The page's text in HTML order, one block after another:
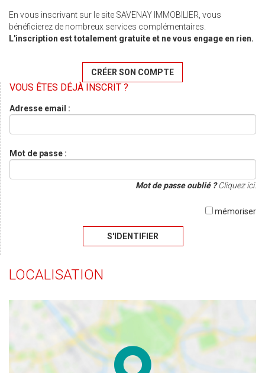
En vous inscrivant sur le site SAVENAY IMMOBILIER, vous
bénéficierez de nombreux services complémentaires.
L'inscription est totalement gratuite et ne vous engage en rien.
CRÉER SON COMPTE
VOUS ÊTES DÉJÀ INSCRIT ?
Adresse email :
Mot de passe :
Mot de passe oublié ?Cliquez ici.
mémoriser
S'IDENTIFIER
LOCALISATION